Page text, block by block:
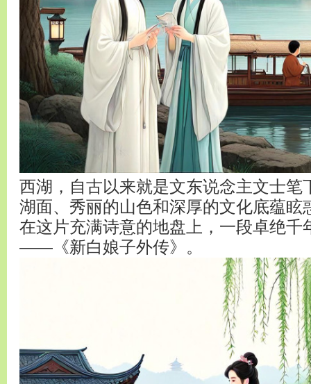
西湖，自古以来就是文东说念主文士笔
湖面、秀丽的山色和深厚的文化底蕴眩
在这片充满诗意的地盘上，一段卓绝千
——《新白娘子外传》。